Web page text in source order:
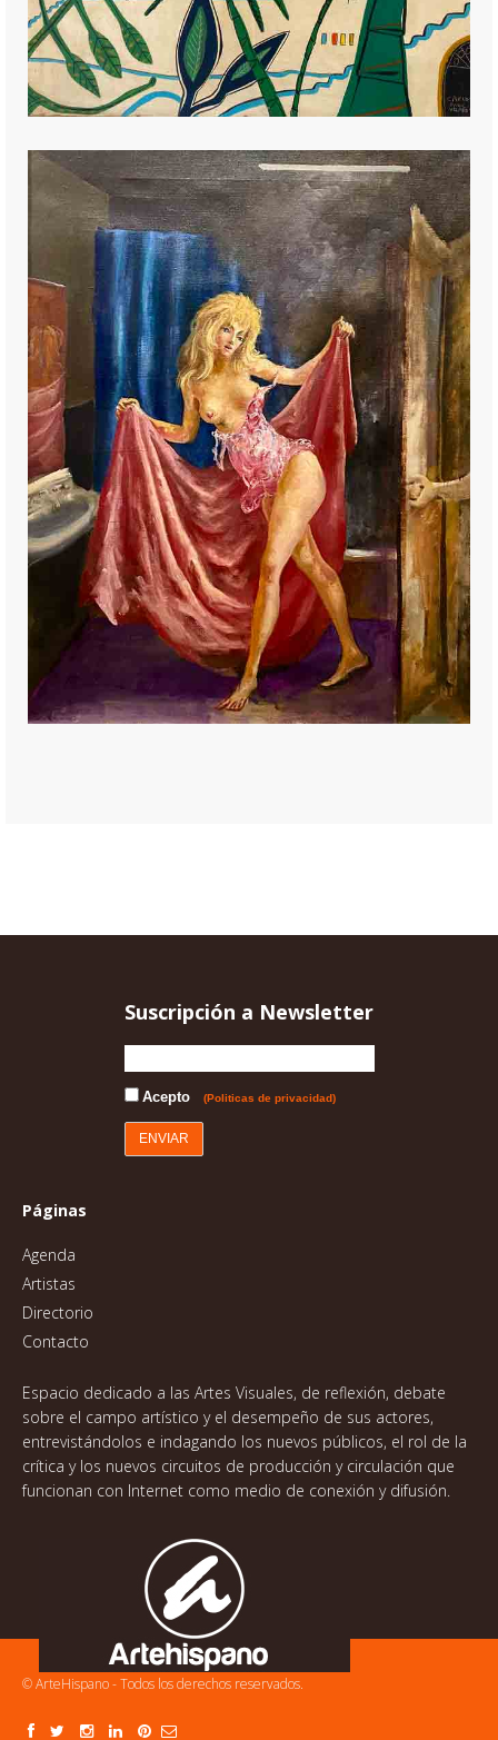
Suscripción a Newsletter
Acepto (Politicas de privacidad)
Páginas
Agenda
Artistas
Directorio
Contacto
Espacio dedicado a las Artes Visuales, de reflexión, debate
sobre el campo artístico y el desempeño de sus actores,
entrevistándolos e indagando los nuevos públicos, el rol de la
crítica y los nuevos circuitos de producción y circulación que
funcionan con Internet como medio de conexión y difusión.
© ArteHispano - Todos los derechos reservados.